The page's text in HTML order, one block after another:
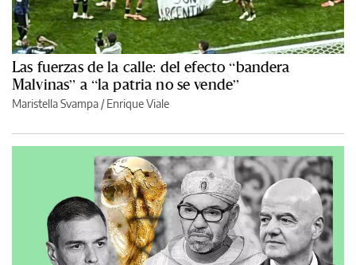
Las fuerzas de la calle: del efecto “bandera
Malvinas” a “la patria no se vende”
Maristella Svampa /Enrique Viale